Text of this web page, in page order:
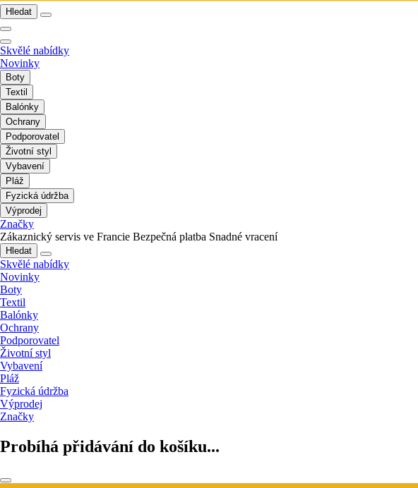
Hledat
Skvělé nabídky
Novinky
Boty
Textil
Balónky
Ochrany
Podporovatel
Životní styl
Vybavení
Pláž
Fyzická údržba
Výprodej
Značky
Zákaznický servis ve Francie Bezpečná platba Snadné vracení
Hledat
Skvělé nabídky
Novinky
Boty
Textil
Balónky
Ochrany
Podporovatel
Životní styl
Vybavení
Pláž
Fyzická údržba
Výprodej
Značky
Probíhá přidávání do košíku...